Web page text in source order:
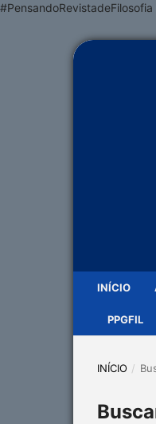
INÍCIO
PPGFIL
INÍCIO /